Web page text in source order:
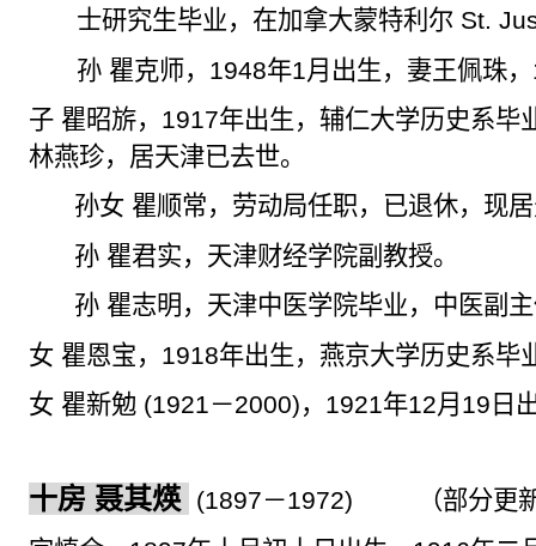
士研究生毕业，在加拿大蒙特利尔 St.
孙 瞿克师， 1948年1月出生，妻王佩珠，
子 瞿昭旂， 1917年出生，辅仁大学历史系毕
林燕珍，居天津已去世。
孙女 瞿顺常，劳动局任职，已退休，现
孙 瞿君实，天津财经学院副教授。
孙 瞿志明，天津中医学院毕业，
中医副
女 瞿恩宝， 1918年出生，燕京大学历史系毕
女 瞿新勉 (1921－2000)， 1921年12月 19 日
十房 聂其煐 (1897－1972)
（部分更